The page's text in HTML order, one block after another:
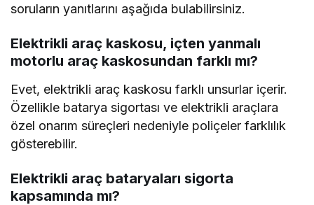
soruların yanıtlarını aşağıda bulabilirsiniz.
Elektrikli araç kaskosu, içten yanmalı
motorlu araç kaskosundan farklı mı?
Evet, elektrikli araç kaskosu farklı unsurlar içerir.
Özellikle batarya sigortası ve elektrikli araçlara
özel onarım süreçleri nedeniyle poliçeler farklılık
gösterebilir.
Elektrikli araç bataryaları sigorta
kapsamında mı?